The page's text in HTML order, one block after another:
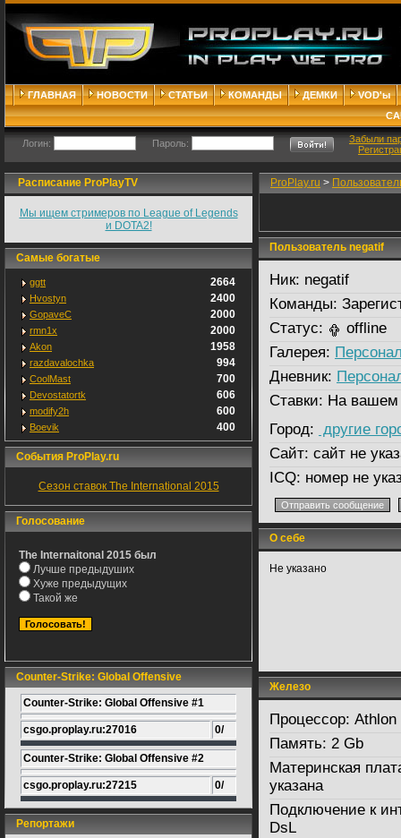
ГЛАВНАЯ НОВОСТИ СТАТЬИ КОМАНДЫ ДЕМКИ
VOD'ы
Логин: Пароль:
Забыли
Расписание ProPlayTV
Мы ищем стримеров по League of Legends
и DOTA2!
Самые богатые
ggtt 2664
Hvostyn 2400
GopaveC 2000
rmn1x 2000
Akon 1958
razdavalochka 994
CoolMast 700
Devostatortk 606
modify2h 600
Boevik 400
События ProPlay.ru
Сезон ставок The International 2015
Голосование
The Internaitonal 2015 был
Лучше предыдуших
Хуже предыдущих
Такой же
Counter-Strike: Global Offensive
Counter-Strike: Global Offensive #1
csgo.proplay.ru:27016 0/
Counter-Strike: Global Offensive #2
csgo.proplay.ru:27215 0/
Репортажи
ProPlay.ru >
Пользователь negatif
Ник: negatif
Команды:
Статус:
offline
Галерея:
Дневник:
Ставки: На вашем
Город: другие
Сайт: сайт не
ICQ: номер не
О себе
Не указано
Железо
Процессор: Athlon
Память: 2 Gb
Материнская
указана
Подключение к
DsL